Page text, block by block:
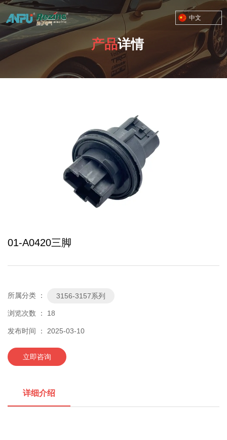
中文
产品详情
TOYOTA MOTOR CORPORATION
01-A0420三脚
所属分类 ： 3156-3157系列
浏览次数 ： 18
发布时间 ： 2025-03-10
立即咨询
详细介绍